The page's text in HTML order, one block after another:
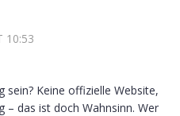
10:53
sein? Keine offizielle Website,
– das ist doch Wahnsinn. Wer